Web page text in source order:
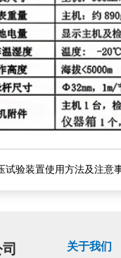
试验装置使用方法及注意
关于我们